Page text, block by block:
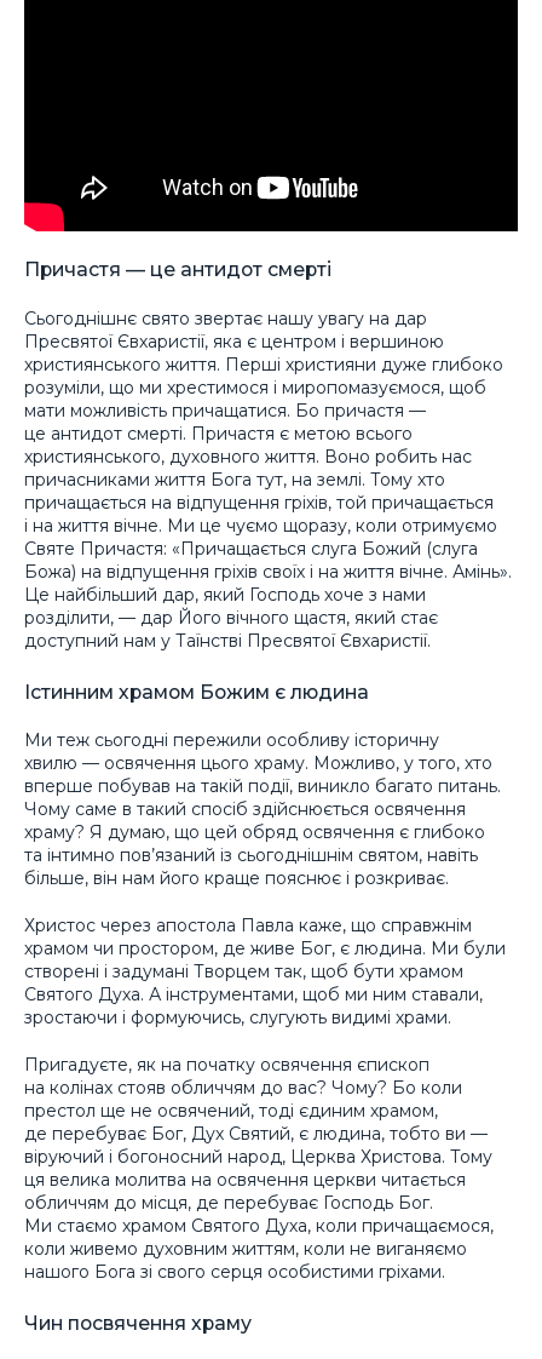
Причастя — це антидот смерті
Сьогоднішнє свято звертає нашу увагу на дар
Пресвятої Євхаристії, яка є центром і вершиною
християнського життя. Перші християни дуже глибоко
розуміли, що ми хрестимося і миропомазуємося, щоб
мати можливість причащатися. Бо причастя —
це антидот смерті. Причастя є метою всього
християнського, духовного життя. Воно робить нас
причасниками життя Бога тут, на землі. Тому хто
причащається на відпущення гріхів, той причащається
і на життя вічне. Ми це чуємо щоразу, коли отримуємо
Святе Причастя: «Причащається слуга Божий (слуга
Божа) на відпущення гріхів своїх і на життя вічне. Амінь».
Це найбільший дар, який Господь хоче з нами
розділити, — дар Його вічного щастя, який стає
доступний нам у Таїнстві Пресвятої Євхаристії.
Істинним храмом Божим є людина
Ми теж сьогодні пережили особливу історичну
хвилю — освячення цього храму. Можливо, у того, хто
вперше побував на такій події, виникло багато питань.
Чому саме в такий спосіб здійснюється освячення
храму? Я думаю, що цей обряд освячення є глибоко
та інтимно пов’язаний із сьогоднішнім святом, навіть
більше, він нам його краще пояснює і розкриває.
Христос через апостола Павла каже, що справжнім
храмом чи простором, де живе Бог, є людина. Ми були
створені і задумані Творцем так, щоб бути храмом
Святого Духа. А інструментами, щоб ми ним ставали,
зростаючи і формуючись, слугують видимі храми.
Пригадуєте, як на початку освячення єпископ
на колінах стояв обличчям до вас? Чому? Бо коли
престол ще не освячений, тоді єдиним храмом,
де перебуває Бог, Дух Святий, є людина, тобто ви —
віруючий і богоносний народ, Церква Христова. Тому
ця велика молитва на освячення церкви читається
обличчям до місця, де перебуває Господь Бог.
Ми стаємо храмом Святого Духа, коли причащаємося,
коли живемо духовним життям, коли не виганяємо
нашого Бога зі свого серця особистими гріхами.
Чин посвячення храму